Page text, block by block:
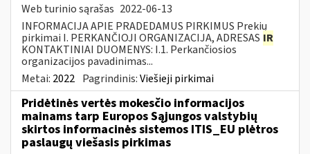
Web turinio sąrašas 2022-06-13
INFORMACIJA APIE PRADEDAMUS PIRKIMUS Prekių
pirkimai I. PERKANČIOJI ORGANIZACIJA, ADRESAS IR
KONTAKTINIAI DUOMENYS: I.1. Perkančiosios
organizacijos pavadinimas...
Metai: 2022 Pagrindinis:Viešieji pirkimai
Pridėtinės vertės mokesčio informacijos
mainams tarp Europos Sąjungos valstybių
skirtos informacinės sistemos ITIS_EU plėtros
paslaugų viešasis pirkimas